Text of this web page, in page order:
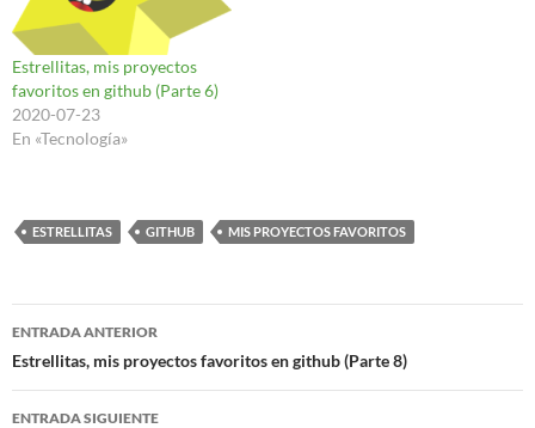
Estrellitas, mis proyectos
favoritos en github (Parte 6)
2020-07-23
En «Tecnología»
ESTRELLITAS GITHUB MIS PROYECTOS FAVORITOS
Navegación
de
entradas
ENTRADA ANTERIOR
Estrellitas, mis proyectos favoritos en github (Parte 8)
ENTRADA SIGUIENTE